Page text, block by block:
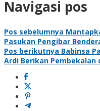
Navigasi pos
Pos sebelumnya
Pasukan Pengibar
Pos berikutnya Babinsa
Ardi Berikan Pembekalan